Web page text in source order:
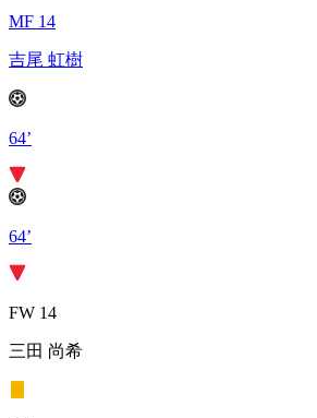
MF 14
吉尾 虹樹
64’
64’
FW 14
三田 尚希